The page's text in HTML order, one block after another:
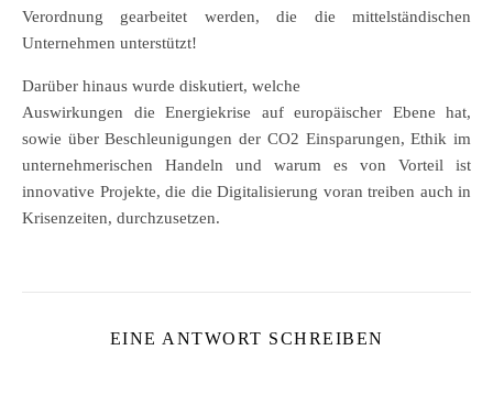
Verordnung gearbeitet werden, die die mittelständischen
Unternehmen unterstützt!
Darüber hinaus wurde diskutiert, welche
Auswirkungen die Energiekrise auf europäischer Ebene hat,
sowie über Beschleunigungen der CO2 Einsparungen, Ethik im
unternehmerischen Handeln und warum es von Vorteil ist
innovative Projekte, die die Digitalisierung voran treiben auch in
Krisenzeiten, durchzusetzen.
EINE ANTWORT SCHREIBEN